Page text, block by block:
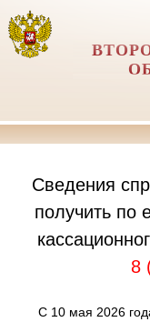
Сведения
получить по
8
С 10 мая 2026